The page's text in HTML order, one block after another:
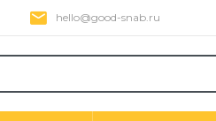
hello@good-snab.ru